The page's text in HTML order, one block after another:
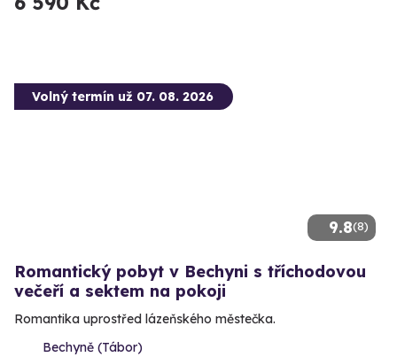
9.8(8)
Volný termín už 07. 08. 2026
Romantický pobyt v Bechyni s tříchodovou
večeří a sektem na pokoji
Romantika uprostřed lázeňského městečka.
Bechyně (Tábor)